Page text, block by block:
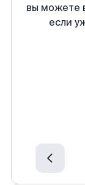
вы можете
если